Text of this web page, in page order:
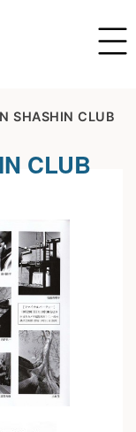
SHASHIN CLUB
CLUB